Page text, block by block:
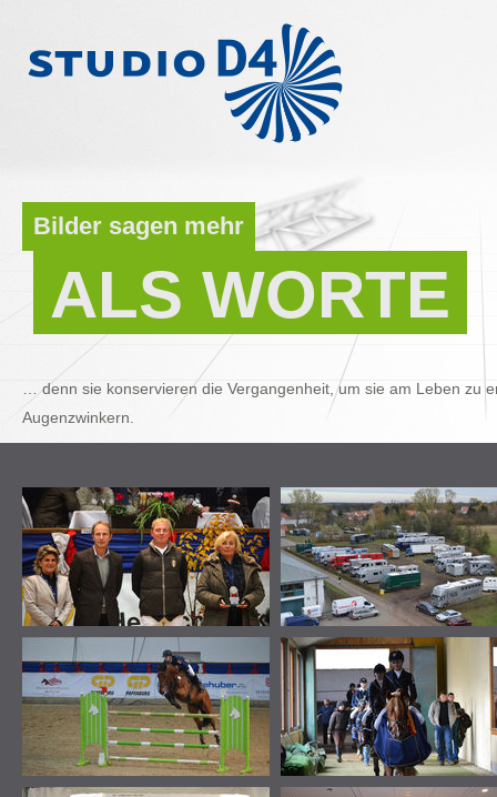
Bilder sagen mehr
ALS WORTE
… denn sie konservieren die Vergangenheit, um sie am Leben
Augenzwinkern.